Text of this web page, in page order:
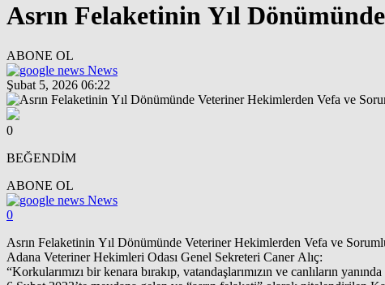
Asrın Felaketinin Yıl
ABONE OL
News
Şubat 5, 2026 06:22
0
BEĞENDİM
ABONE OL
News
0
Asrın Felaketinin Yıl Dönümünde Veteriner Hekimlerden Vefa ve
Adana Veteriner Hekimleri Odası Genel Sekreteri Caner Alıç:
“Korkularımızı bir kenara bırakıp, vatandaşlarımızın ve canlıların